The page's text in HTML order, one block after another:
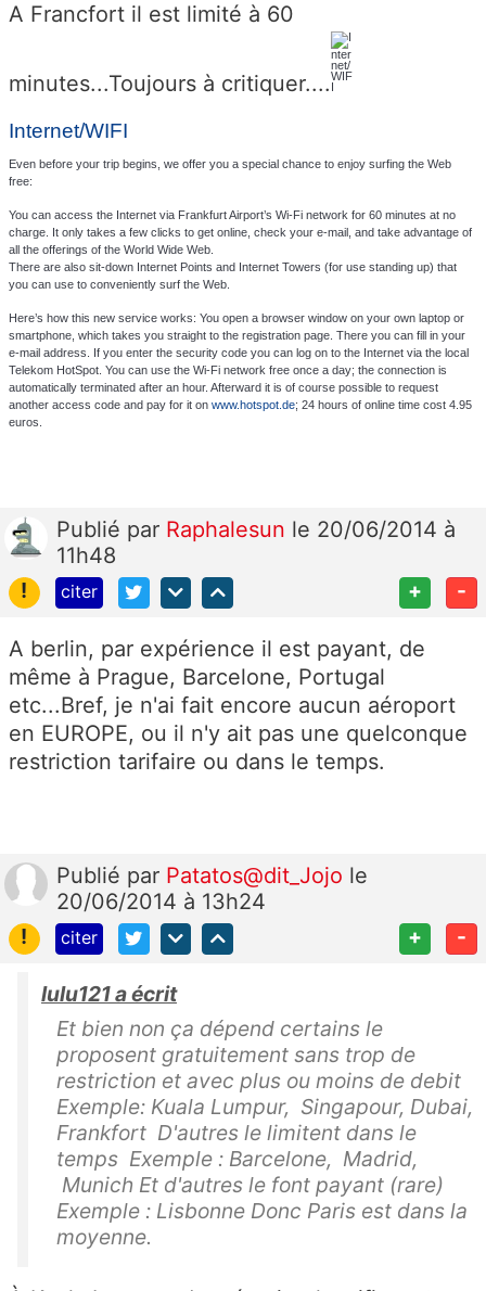
A Francfort il est limité à 60
minutes...Toujours à critiquer....
Internet/WIFI
Even before your trip begins, we offer you a special chance to enjoy surfing the Web
free:
You can access the Internet via Frankfurt Airport’s Wi-Fi network for 60 minutes at no
charge. It only takes a few clicks to get online, check your e-mail, and take advantage of
all the offerings of the World Wide Web.
There are also sit-down Internet Points and Internet Towers (for use standing up) that
you can use to conveniently surf the Web.
Here’s how this new service works: You open a browser window on your own laptop or
smartphone, which takes you straight to the registration page. There you can fill in your
e-mail address. If you enter the security code you can log on to the Internet via the local
Telekom HotSpot. You can use the Wi-Fi network free once a day; the connection is
automatically terminated after an hour. Afterward it is of course possible to request
another access code and pay for it on www.hotspot.de; 24 hours of online time cost 4.95
euros.
Publié par Raphalesun le 20/06/2014 à
11h48
!
citer + -
A berlin, par expérience il est payant, de
même à Prague, Barcelone, Portugal
etc...Bref, je n'ai fait encore aucun aéroport
en EUROPE, ou il n'y ait pas une quelconque
restriction tarifaire ou dans le temps.
Publié par Patatos@dit_Jojo le
20/06/2014 à 13h24
!
citer + -
lulu121 a écrit
Et bien non ça dépend certains le
proposent gratuitement sans trop de
restriction et avec plus ou moins de debit
Exemple: Kuala Lumpur, Singapour, Dubai,
Frankfort D'autres le limitent dans le
temps Exemple : Barcelone, Madrid,
Munich Et d'autres le font payant (rare)
Exemple : Lisbonne Donc Paris est dans la
moyenne.